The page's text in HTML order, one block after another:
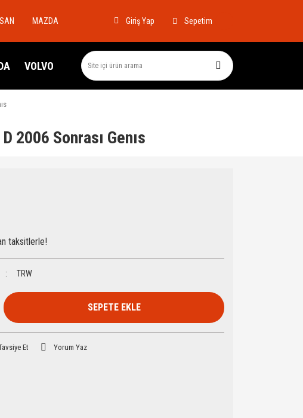
MAZDA Giriş Yap Sepetim
VOLVO
2006 Sonrası Genıs
taksitlerle!
TRW
SEPETE EKLE
Et Yorum Yaz